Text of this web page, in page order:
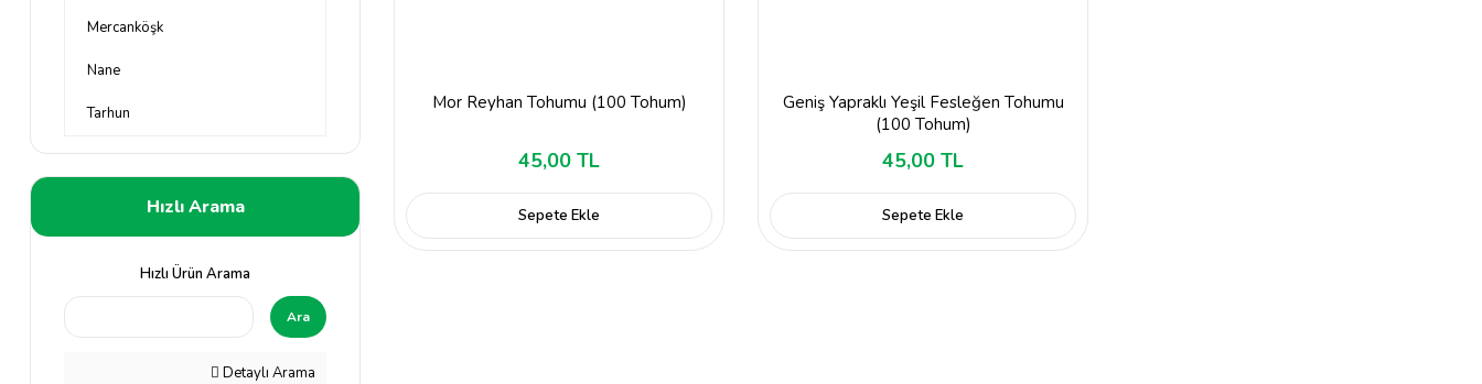
Mercanköşk
Nane
Tarhun
Hızlı Arama
Hızlı Ürün Arama
Ara
Detaylı Arama
Mor Reyhan Tohumu (100 Tohum)
45,00 TL
Sepete Ekle
Geniş Yapraklı Yeşil Fesleğen Tohumu
(100 Tohum)
45,00 TL
Sepete Ekle